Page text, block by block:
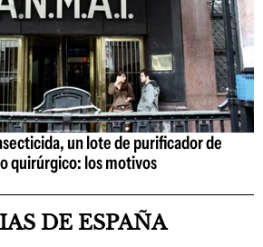
un lote de purificador de
quirúrgico: los motivos
DE ESPAÑA